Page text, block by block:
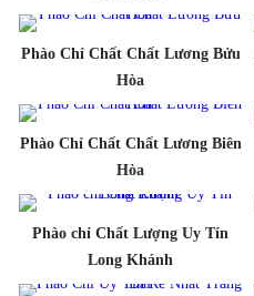
Phào Chỉ Chất Chất Lương Bửu
Hòa
Phào Chỉ Chất Chất Lương Biên
Hòa
Phào chỉ Chất Lượng Uy Tín
Long Khánh